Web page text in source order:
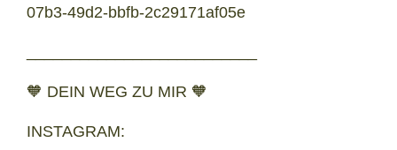
07b3-49d2-bbfb-2c29171af05e
🧡 DEIN WEG ZU MIR 🧡
INSTAGRAM: